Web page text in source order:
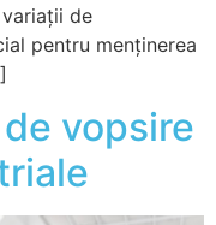
de
pentru menținerea
vopsire